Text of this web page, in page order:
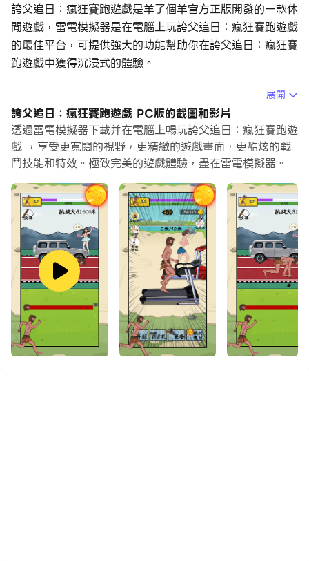
誇父追日：瘋狂賽跑遊戲是羊了個羊官方正版開發的一款休
閒遊戲，雷電模擬器是在電腦上玩誇父追日：瘋狂賽跑遊戲
的最佳平台，可提供強大的功能幫助你在誇父追日：瘋狂賽
跑遊戲中獲得沉浸式的體驗。
當你在電腦上玩誇父追日：瘋狂賽跑遊戲的時候，如果你覺
得重複執行一個動作或任務很費時間很無聊，別擔心，巨集
指令功能可以幫你解決你的煩惱！你只需要點擊螢幕記錄功
能來記錄你的操作，然後把它留給巨集指令來解決。巨集指
令功能完全自動化您的操作，讓您以最少的努力輕鬆贏得遊
戲！！現在就開始在電腦上下載和玩誇父追日：瘋狂賽跑遊
戲吧！
《誇父追日》中文正式版是一款全網非常火爆的跑酷小遊
戲！在遊戲中玩家需要去不斷的提升誇父的能力，幫助誇父
可以順利的通過關卡，速度越快才可以追到太陽！玩家可以
鍛煉自己的角色，通過跑步不斷的提升自己的能力，達到可
以追逐太陽的目的，具有鍥而不舍的遊戲精神！
展開
誇父追日：瘋狂賽跑遊戲 PC版的截圖和影片
透過雷電模擬器下載并在電腦上暢玩誇父追日：瘋狂賽跑遊
戲 ，享受更寬闊的視野，更精緻的遊戲畫面，更酷炫的戰
鬥技能和特效。極致完美的遊戲體驗，盡在雷電模擬器。